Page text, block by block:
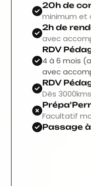
20h de
minimum et
2h de
avec
RDV
4 à 6 mois
avec
RDV
Dès
Facultatif
Passage